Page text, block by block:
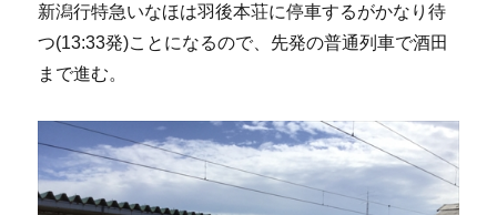
新潟行特急いなほは羽後本荘に停車するがかなり待
つ(13:33発)ことになるので、先発の普通列車で酒田
まで進む。